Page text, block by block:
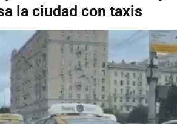
la ciudad con taxis